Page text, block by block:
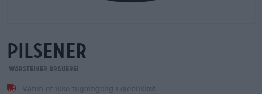
pilsener
Warsteiner Brauerei
Varen er ikke tilgængelig i øjeblikket